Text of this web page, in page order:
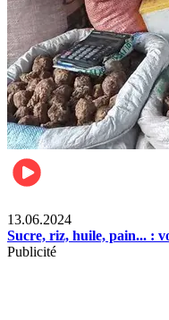
13.06.2024
Sucre, riz, huile, pain... :
Publicité